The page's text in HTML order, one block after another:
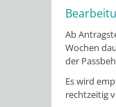
Ab
Wochen
der
Es wird
rechtzeitig